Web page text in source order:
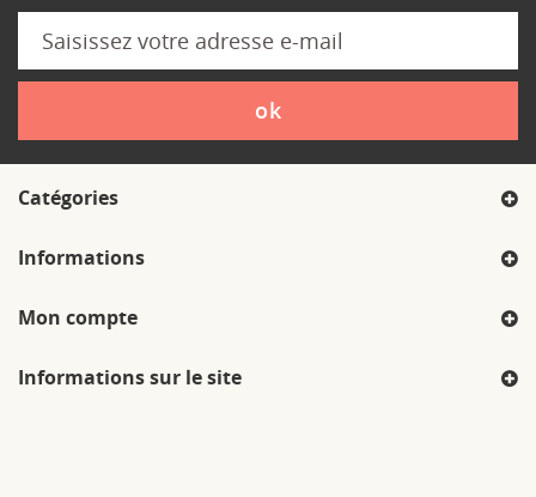
ok
Catégories
Informations
Mon compte
Informations sur le site